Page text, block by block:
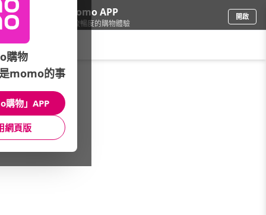
下載momo APP
給你3倍流暢度的購物體驗
開啟
母嬰玩具/童裝/專櫃品牌
館長推薦 月銷量
購物
momo的事
購物」APP
網頁版